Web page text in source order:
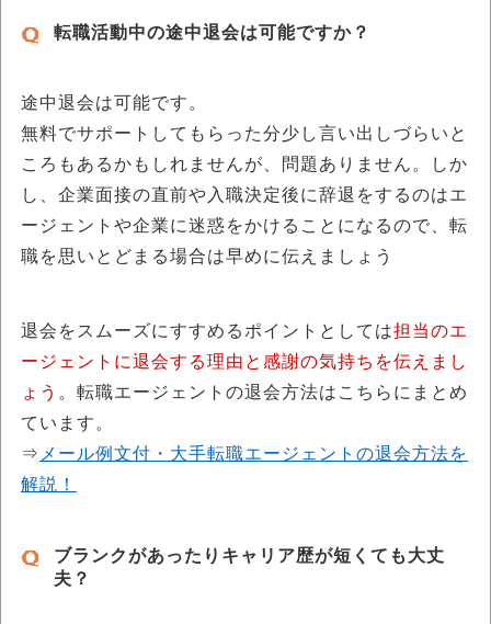
転職活動中の途中退会は可能ですか？
途中退会は可能です。
無料でサポートしてもらった分少し言い出しづらいと
ころもあるかもしれませんが、問題ありません。しか
し、企業面接の直前や入職決定後に辞退をするのはエ
ージェントや企業に迷惑をかけることになるので、転
職を思いとどまる場合は早めに伝えましょう
退会をスムーズにすすめるポイントとしては担当のエ
ージェントに退会する理由と感謝の気持ちを伝えまし
ょう 。転職エージェントの退会方法はこちらにまとめ
ています。
⇒ メール例文付・大手転職エージェントの退会方法を
解説！
ブランクがあったりキャリア歴が短くても大丈
夫？